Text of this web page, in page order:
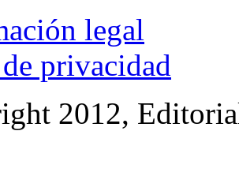
legal
privacidad
2012,